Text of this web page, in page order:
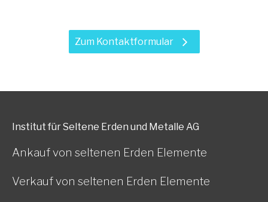
Zum Kontaktformular
Institut für Seltene Erden und Metalle AG
Ankauf von seltenen Erden Elemente
Verkauf von seltenen Erden Elemente